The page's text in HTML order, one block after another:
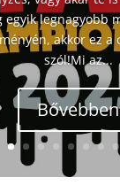
egyik legnagyobb
akkor ez a
szól!Mi az...
Bővebben